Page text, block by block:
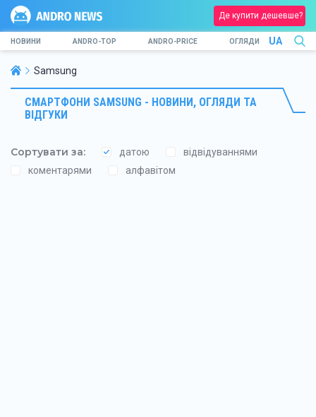
Де купити дешевше?
НОВИНИ ANDRO-TOP ANDRO-PRICE ОГЛЯДИ UA
Samsung
СМАРТФОНИ SAMSUNG - НОВИНИ, ОГЛЯДИ ТА
ВІДГУКИ
Сортувати за: датою
відвідуваннями
коментарями
алфавітом